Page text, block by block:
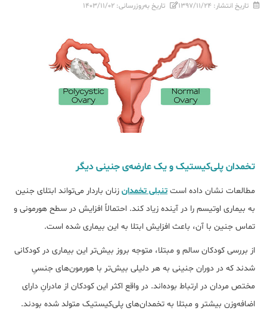
تاریخ انتشار: ۱۳۹۷/۱۱/۲۴ تاریخ به‌روزرسانی: ۱۴۰۳/۱۱/۰۲
تخمدان پلی‌کیستیک و یک عارضه‌ی جنینی دیگر
مطالعات نشان داده است تنبلی تخمدان زنان باردار می‌تواند ابتلا‌ی جنین
به بیماری اوتیسم را در آینده زیاد کند. احتمالاً افزایش در سطح هورمونی و
تماس جنین با آن، باعث افزایش ابتلا به این بیماری شده است.
از بررسی کودکان سالم و مبتلا، متوجه بروز بیش‌تر این بیماری در کودکانی
شدند که در دوران جنینی به هر دلیلی بیش‌تر با هورمون‌های جنسیِ
مختص مردان در ارتباط بوده‌اند. در واقع اکثر این کودکان از مادرانِ دارای
اضافه‌وزن بیشتر و مبتلا به تخمدان‌های پلی‌کیستیک متولد شده بودند.